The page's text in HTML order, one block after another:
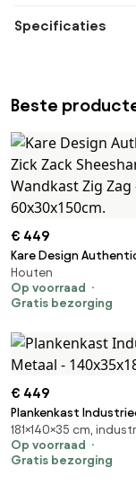
Specificaties
Beste
€ 449
Kare Design
Zack Sheeshamhout
Zig Zag -
Houten
Op voorraad
Gratis bezorging
€ 449
Plankenkast
- 140x35x181cm.
181×140×35 cm,
Op voorraad
Gratis bezorging